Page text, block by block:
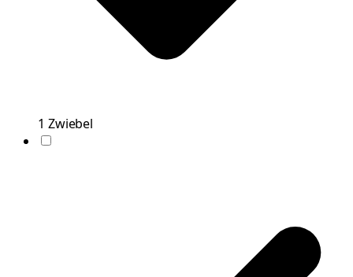
1 Zwiebel